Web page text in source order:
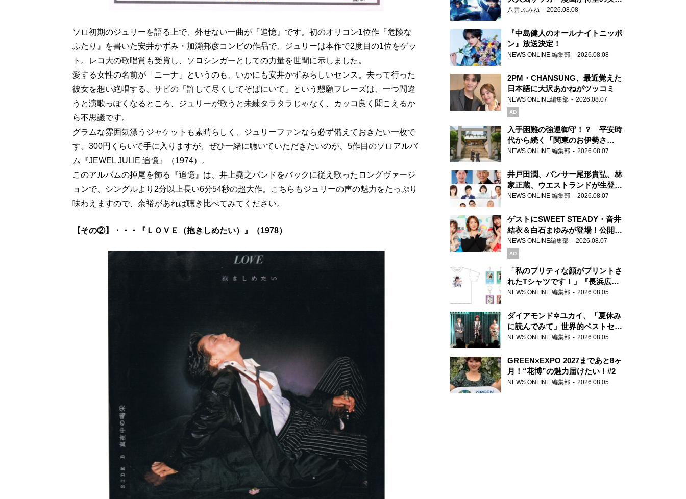
ソロ初期のジュリーを語る上で、外せない一曲が『追憶』です。初のオリコン1位作『危険な
ふたり』を書いた安井かずみ・加瀬邦彦コンビの作品で、ジュリーは本作で2度目の1位をゲッ
ト。レコ大の歌唱賞も受賞し、ソロシンガーとしての力量を世間に示しました。
愛する女性の名前が「ニーナ」というのも、いかにも安井かずみらしいセンス。去って行った
彼女を想い絶唱する、サビの「許して尽くしてそばにいて」という懇願フレーズは、一つ間違
うと演歌っぽくなるところ、ジュリーが歌うと未練タラタラじゃなく、カッコ良く聞こえるか
ら不思議です。
グラムな雰囲気漂うジャケットも素晴らしく、ジュリーファンなら必ず備えておきたい一枚で
す。300円くらいで手に入りますが、ぜひ一緒に聴いていただきたいのが、5作目のソロアルバ
ム『JEWEL JULIE 追憶』（1974）。
このアルバムの掉尾を飾る『追憶』は、井上堯之バンドをバックに従え歌ったロングヴァージ
ョンで、シングルより2分以上長い6分54秒の超大作。こちらもジュリーの声の魅力をたっぷり
味わえますので、余裕があれば聴き比べてみてください。
【その②】・・・『ＬＯＶＥ（抱きしめたい）』（1978）
映画に
八雲 ふみね 2026.08.08
『中島健人のオールナイトニッポ
ン』放送決定！
NEWS ONLINE 編集部 2026.08.08
2PM・CHANSUNG、最近覚えた
日本語に大沢あかねがツッコミ
NEWS ONLINE編集部 2026.08.07
AD
入手困難の強運御守！？ 平安時
代から続く「関東のお伊勢さ
ま」、芝大神宮にてランパンプス
NEWS ONLINE 編集部 2026.08.07
井戸田潤、パンサー尾形貴弘、林
家正蔵、ウエストランドが生登
場！『ラジオビバリー昼ズ』
NEWS ONLINE 編集部 2026.08.07
ゲストにSWEET STEADY・音井
結衣＆白石まゆみが登場！公開収
録で素顔全開！
NEWS ONLINE編集部 2026.08.07
AD
「私のプリティな顔がプリントさ
れたTシャツです！」『長浜広奈
天下無双』初の番組グッズ発売
NEWS ONLINE 編集部 2026.08.05
ダイアモンド✡ユカイ、「夏休み
に読んでみて」世界的ベストセラ
ー『アナスタシア』を紹介
NEWS ONLINE 編集部 2026.08.05
GREEN×EXPO 2027まであと8ヶ
月！“花博”の魅力届けたい！#2
NEWS ONLINE 編集部 2026.08.05